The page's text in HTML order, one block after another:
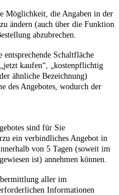
Möglichkeit, die Angaben in der
ändern (auch über die Funktion
abzubrechen.
Schaltfläche
kaufen“, „kostenpflichtig
ähnliche Bezeichnung)
des Angebotes, wodurch der
sind für Sie
ein verbindliches Angebot in
von 5 Tagen (soweit im
ist) annehmen können.
aller im
Informationen